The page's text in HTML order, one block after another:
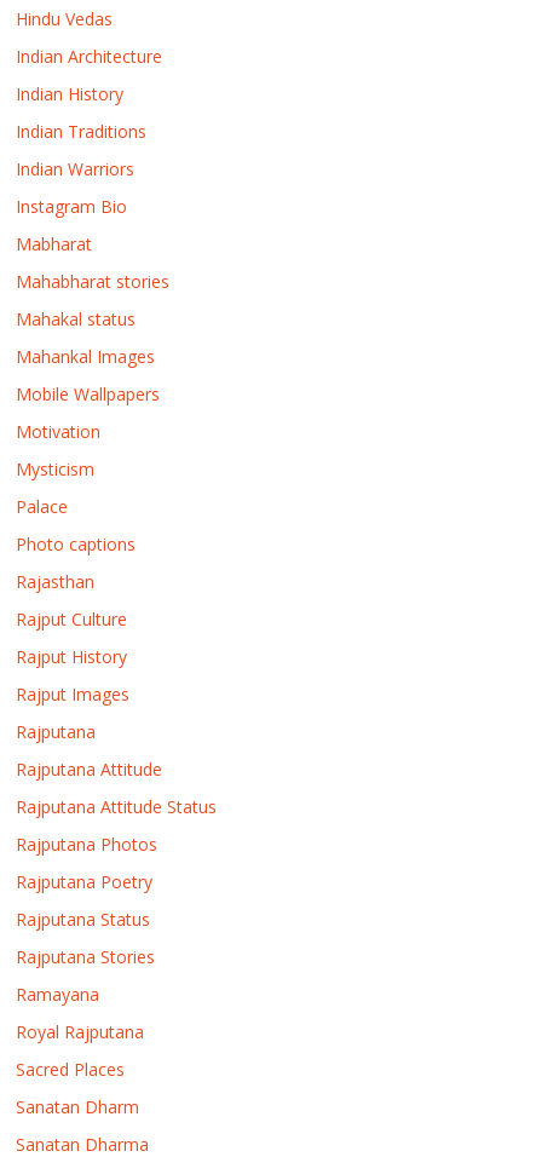
Hindu Vedas
Indian Architecture
Indian History
Indian Traditions
Indian Warriors
Instagram Bio
Mabharat
Mahabharat stories
Mahakal status
Mahankal Images
Mobile Wallpapers
Motivation
Mysticism
Palace
Photo captions
Rajasthan
Rajput Culture
Rajput History
Rajput Images
Rajputana
Rajputana Attitude
Rajputana Attitude Status
Rajputana Photos
Rajputana Poetry
Rajputana Status
Rajputana Stories
Ramayana
Royal Rajputana
Sacred Places
Sanatan Dharm
Sanatan Dharma